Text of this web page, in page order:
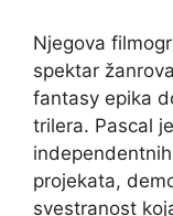
Njegova
spektar
fantasy epika
trilera. Pascal
projekata,
svestranost